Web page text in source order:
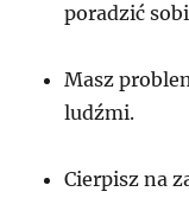
poradzić
Masz
ludźmi.
Cierpisz na